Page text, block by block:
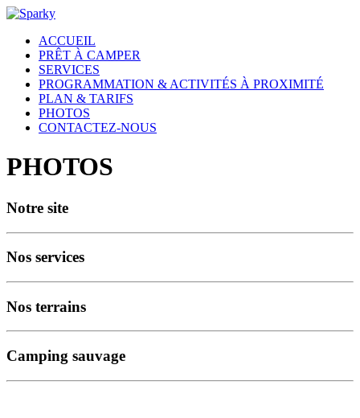
ACCUEIL
PRÊT À CAMPER
SERVICES
PROGRAMMATION & ACTIVITÉS À PROXIMITÉ
PLAN & TARIFS
PHOTOS
CONTACTEZ-NOUS
PHOTOS
Notre site
Nos services
Nos terrains
Camping sauvage